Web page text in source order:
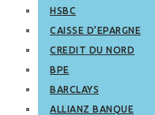
HSBC
CAISSE D’EPARGNE
CREDIT DU NORD
BPE
BARCLAYS
ALLIANZ BANQUE